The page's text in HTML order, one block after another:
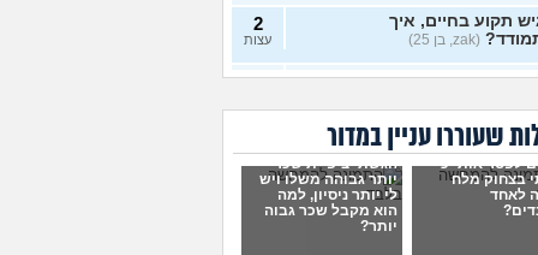
תקוע בחיים, איך
(zak, בן 25)
2
עצות
לעשות כסף מתמונות של
שיגלו אותי?
(אליס, בת
7
כמעט הכול בקשר
סלאש לימודים
שאין עתיד
(אנונימית, בת
4
עצות
שעוררו עניין במדור
לפטר אותי כי
בצחוק מלח
לאחד
הגשתי ציפיית שכר
יותר גבוהה משלו ויש
לי יותר ניסיון, למה
הוא מקבל שכר גבוה
יותר?